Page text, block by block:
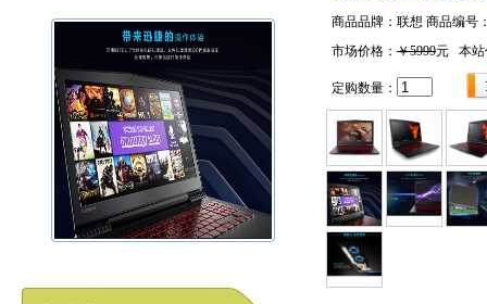
商品品牌：联想 商品编号
市场价格： ￥5999元 本站
定购数量：